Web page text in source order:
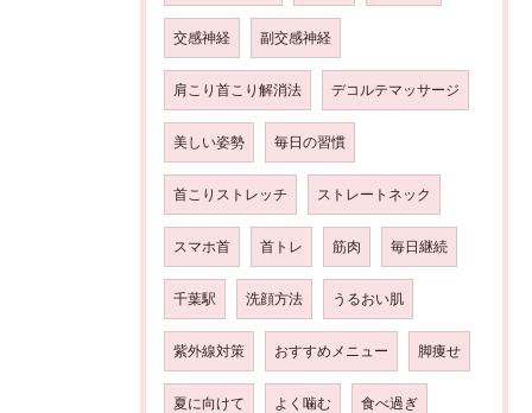
交感神経 副交感神経
肩こり首こり解消法 デコルテマッサージ
美しい姿勢 毎日の習慣
首こりストレッチ ストレートネック
スマホ首 首トレ 筋肉 毎日継続
千葉駅 洗顔方法 うるおい肌
紫外線対策 おすすめメニュー 脚痩せ
夏に向けて よく噛む 食べ過ぎ